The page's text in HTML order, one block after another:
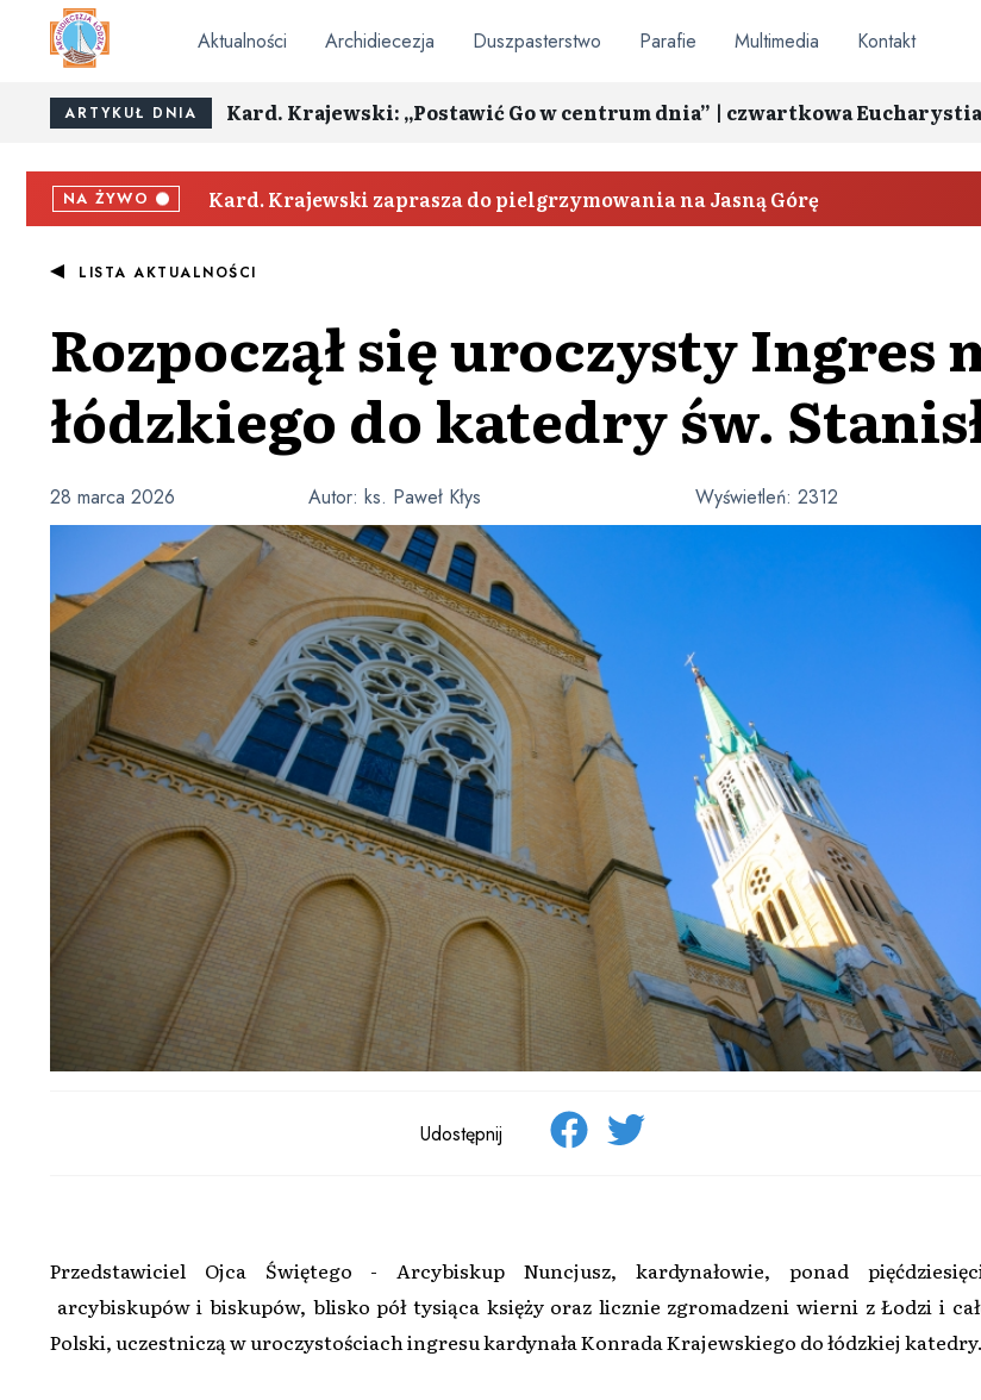
Aktualności Archidiecezja Duszpasterstwo Parafie Multimedia Kontakt
ARTYKUŁ DNIA Kard. Krajewski: „Postawić Go w centrum dnia” | czwartkowa
NA ŻYWO Kard. Krajewski zaprasza do pielgrzymowania na Jasną Górę
LISTA AKTUALNOŚCI
Rozpoczął się uroczysty
łódzkiego do katedry św.
Autor: ks. Paweł Kłys
28 marca 2026 Wyświetleń: 2312
Udostępnij
Przedstawiciel Ojca Świętego - Arcybiskup Nuncjusz, kardynałowie, ponad
arcybiskupów i biskupów, blisko pół tysiąca księży oraz licznie zgromadzeni wierni z Łodzi i
Polski, uczestniczą w uroczystościach ingresu kardynała Konrada Krajewskiego do łódzkiej katedry.